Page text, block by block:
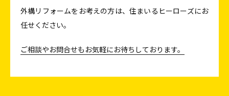
外構リフォームをお考えの方は、住まいるヒーローズにお
任せください。
ご相談やお問合せもお気軽にお待ちしております。